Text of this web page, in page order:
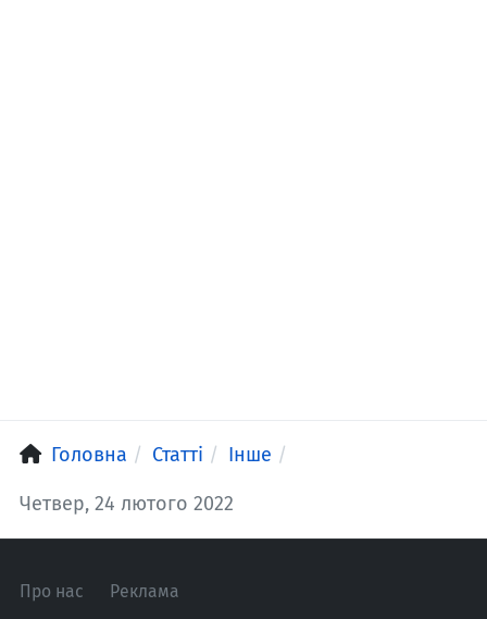
Головна Статті Інше
Четвер, 24 лютого 2022
Про нас Реклама